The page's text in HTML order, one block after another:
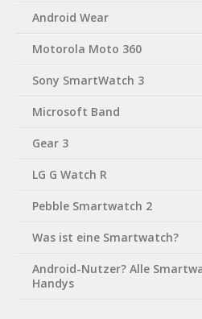
Android Wear
Motorola Moto 360
Sony SmartWatch 3
Microsoft Band
Gear 3
LG G Watch R
Pebble Smartwatch 2
Was ist eine Smartwatch?
Android-Nutzer? Alle
Handys